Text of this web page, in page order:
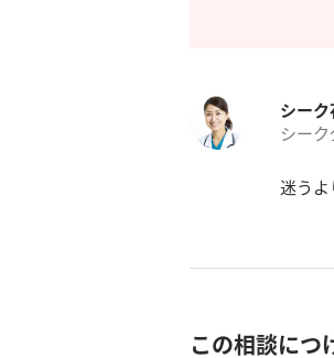
シー
シー
迷うよ
この相談につ